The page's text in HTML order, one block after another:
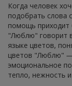
Когда человек
подобрать слова
помощь приходит
"Люблю" говорит
языке цветов,
цветов "Люблю" —
эмоциональное
тепло, нежность